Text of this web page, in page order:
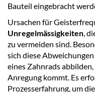
Bauteil eingebracht
Ursachen für
Unregelmässigkeiten,
zu vermeiden sind.
sich diese
eines Zahnrads
Anregung kommt. Es
Prozesserfahrung, um